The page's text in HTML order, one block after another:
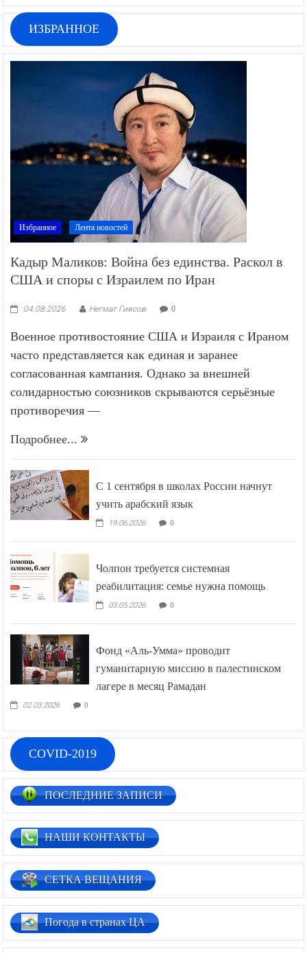
ИЗБРАННОЕ
Избранное Лента новостей
Кадыр Маликов: Война без единства. Раскол в
США и споры с Израилем по Иран
04.08.2026 Негмат Гиясов 0
Военное противостояние США и Израиля с Ираном
часто представляется как единая и заранее
согласованная кампания. Однако за внешней
солидарностью союзников скрываются серьёзные
противоречия —
Подробнее...
С 1 сентября в школах России начнут
учить арабский язык
19.06.2026 0
Чолпон требуется системная
реабилитация: семье нужна помощь
03.05.2026 0
Фонд «Аль-Умма» проводит
гуманитарную миссию в палестинском
лагере в месяц Рамадан
02.03.2026 0
COVID-2019
ПОСЛЕДНИЕ ЗАПИСИ
НАШИ КОНТАКТЫ
СЕТКА ВЕЩАНИЯ
Погода в странах ЦА